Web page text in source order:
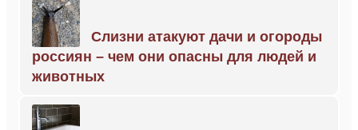
Слизни атакуют дачи и огороды
россиян – чем они опасны для людей и
животных